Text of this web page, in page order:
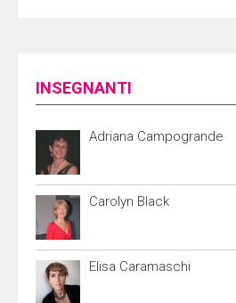
INSEGNANTI
Adriana Campogrande
Carolyn Black
Elisa Caramaschi